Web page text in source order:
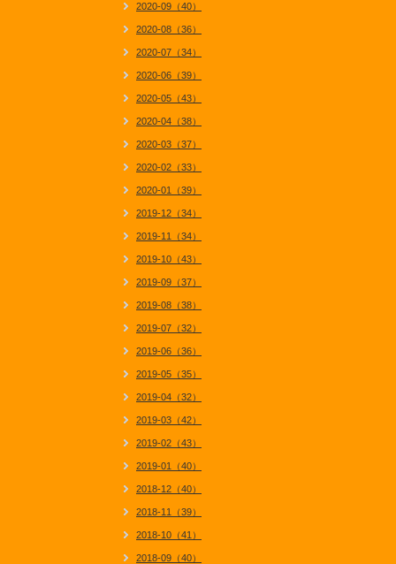
2020-09（40）
2020-08（36）
2020-07（34）
2020-06（39）
2020-05（43）
2020-04（38）
2020-03（37）
2020-02（33）
2020-01（39）
2019-12（34）
2019-11（34）
2019-10（43）
2019-09（37）
2019-08（38）
2019-07（32）
2019-06（36）
2019-05（35）
2019-04（32）
2019-03（42）
2019-02（43）
2019-01（40）
2018-12（40）
2018-11（39）
2018-10（41）
2018-09（40）